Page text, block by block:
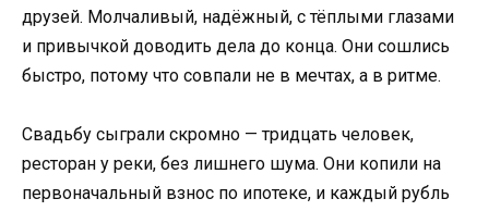
друзей. Молчаливый, надёжный, с тёплыми глазами
и привычкой доводить дела до конца. Они сошлись
быстро, потому что совпали не в мечтах, а в ритме.
Свадьбу сыграли скромно — тридцать человек,
ресторан у реки, без лишнего шума. Они копили на
первоначальный взнос по ипотеке, и каждый рубль